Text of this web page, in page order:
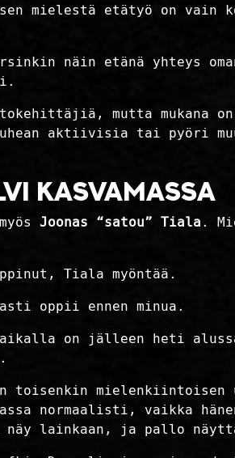
mielestä etätyö on vain
näin etänä
mutta mukana
aktiivisia tai pyöri
KASVAMASSA
Joonas “satou” Tiala .
Tiala myöntää.
oppii ennen minua.
on jälleen heti
toisenkin
normaalisti, vaikka
näy lainkaan, ja pallo